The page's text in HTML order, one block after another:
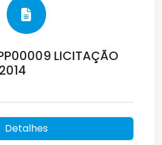
LICITAÇÃO
Detalhes